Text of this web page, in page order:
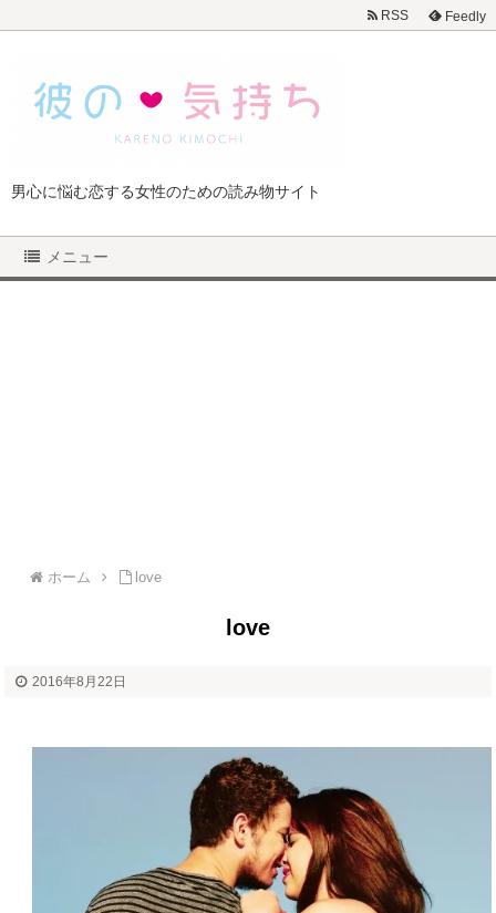
男心に悩む恋する女性のための読み物サイト
メニュー
RSS Feedly
ホーム love
love
2016年8月22日